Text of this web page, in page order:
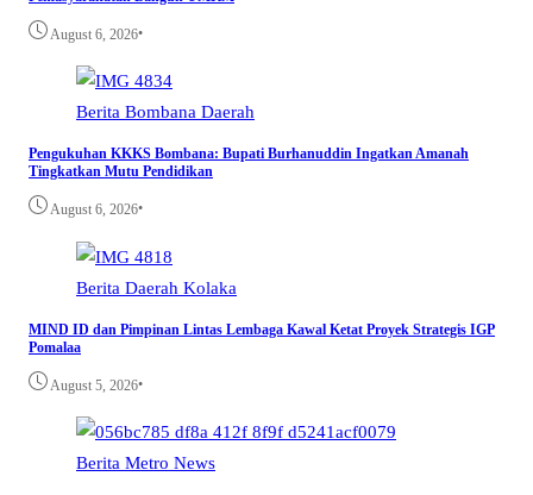
August 6, 2026•
Berita Bombana Daerah
Pengukuhan KKKS Bombana: Bupati Burhanuddin Ingatkan Amanah
Tingkatkan Mutu Pendidikan
August 6, 2026•
Berita Daerah Kolaka
MIND ID dan Pimpinan Lintas Lembaga Kawal Ketat Proyek Strategis IGP
Pomalaa
August 5, 2026•
Berita Metro News